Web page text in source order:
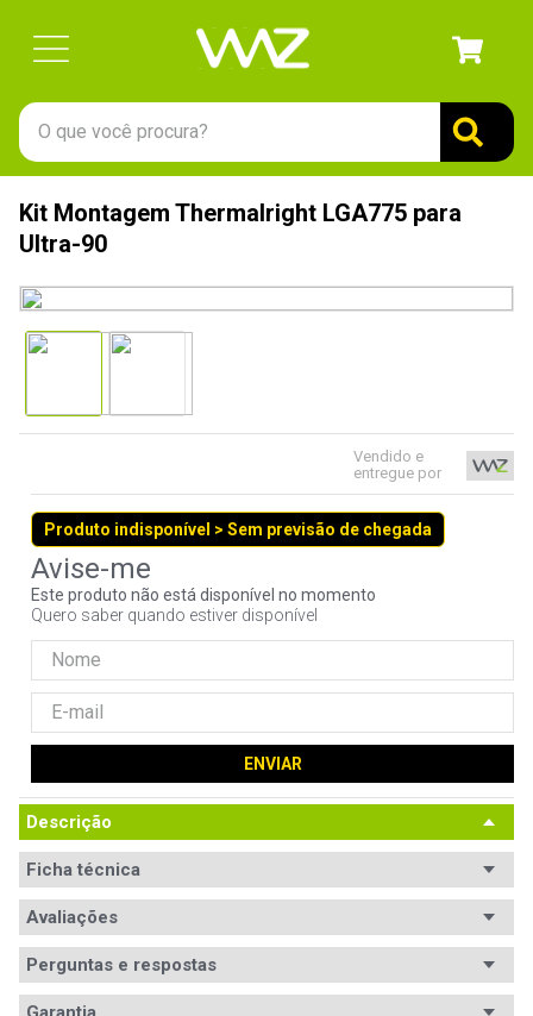
O que você procura?
Kit Montagem Thermalright LGA775 para
Ultra-90
Vendido e
entregue por
Produto indisponível > Sem previsão de chegada
Este produto não está disponível no momento
Quero saber quando estiver disponível
ENVIAR
Descrição
Ficha técnica
Conteúdo da
embalagem
Equipamentos
compatíveis
Compatibilidade: Thermalright XP-90.
Avaliações
Avaliações
Perguntas e respostas
1º
gabinete
3º
teclado
6º
mouse
8º
fractal
10º hd